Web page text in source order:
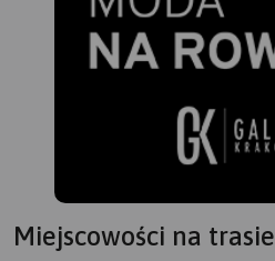
Miejscowości na trasie